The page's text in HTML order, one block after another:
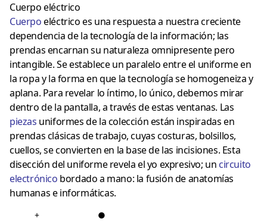
Cuerpo eléctrico
Cuerpoeléctrico es una respuesta a nuestra creciente
dependencia de la tecnología de la información; las
prendas encarnan su naturaleza omnipresente pero
intangible. Se establece un paralelo entre el uniforme en
la ropa y la forma en que la tecnología se homogeneiza y
aplana. Para revelar lo íntimo, lo único, debemos mirar
dentro de la pantalla, a través de estas ventanas. Las
piezas uniformes de la colección están inspiradas en
prendas clásicas de trabajo, cuyas costuras, bolsillos,
cuellos, se convierten en la base de las incisiones. Esta
disección del uniforme revela el yo expresivo; un circuito
electrónico bordado a mano: la fusión de anatomías
humanas e informáticas.
+ ●